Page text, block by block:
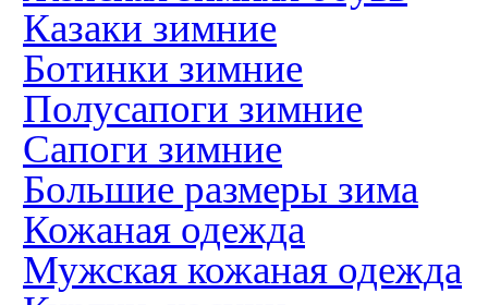
Казаки зимние
Ботинки зимние
Полусапоги зимние
Сапоги зимние
Большие размеры зима
Кожаная одежда
Мужская кожаная одежда